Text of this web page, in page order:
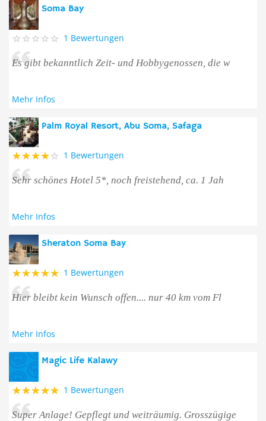
Soma Bay
1 Bewertungen
Es gibt bekanntlich Zeit- und Hobbygenossen, die w
Mehr Infos
Palm Royal Resort, Abu Soma, Safaga
1 Bewertungen
Sehr schönes Hotel 5*, noch freistehend, ca. 1 Jah
Mehr Infos
Sheraton Soma Bay
1 Bewertungen
Hier bleibt kein Wunsch offen.... nur 40 km vom Fl
Mehr Infos
Magic Life Kalawy
1 Bewertungen
Super Anlage! Gepflegt und weiträumig. Grosszügige